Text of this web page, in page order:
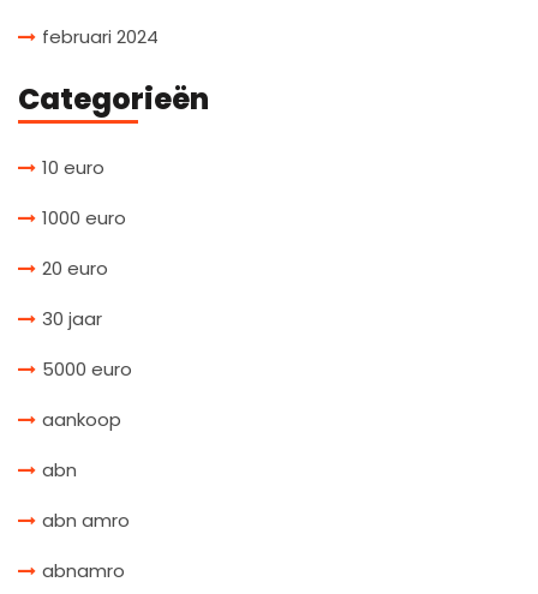
februari 2024
Categorieën
10 euro
1000 euro
20 euro
30 jaar
5000 euro
aankoop
abn
abn amro
abnamro